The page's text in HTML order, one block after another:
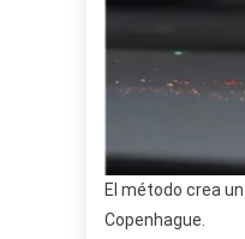
El método crea
Copenhague.